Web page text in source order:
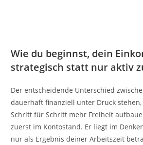
Wie du beginnst, dein
strategisch statt nur aktiv
Der entscheidende Unterschied
dauerhaft finanziell unter Druck
Schritt für Schritt mehr Freiheit
zuerst im Kontostand. Er liegt im
nur als Ergebnis deiner Arbeitszeit